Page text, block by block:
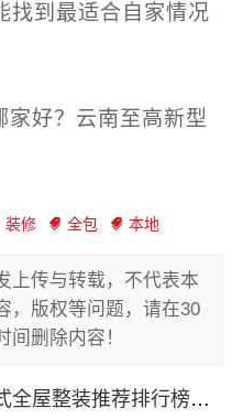
找到最适合自家情况
家好？云南至高新型
装修 全包 本地
上传与转载，不代表本
，版权等问题，请在30
间删除内容！
推荐排行榜单：河南锦玺新材料